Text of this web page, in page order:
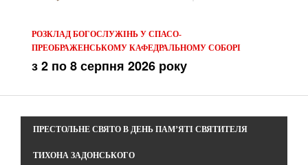
РОЗКЛАД БОГОСЛУЖІНЬ У СПАСО-
ПРЕОБРАЖЕНСЬКОМУ КАФЕДРАЛЬНОМУ СОБОРІ
з 2 по 8 серпня 2026 року
ПРЕСТОЛЬНЕ СВЯТО В ДЕНЬ ПАМ’ЯТІ СВЯТИТЕЛЯ
ТИХОНА ЗАДОНСЬКОГО